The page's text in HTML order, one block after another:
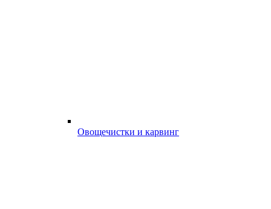
Овощечистки и карвинг